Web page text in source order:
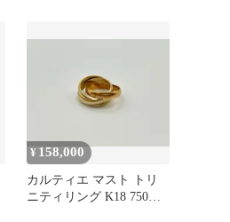
¥ 158,000
カルティエ マスト トリ
ニティリング K18 750